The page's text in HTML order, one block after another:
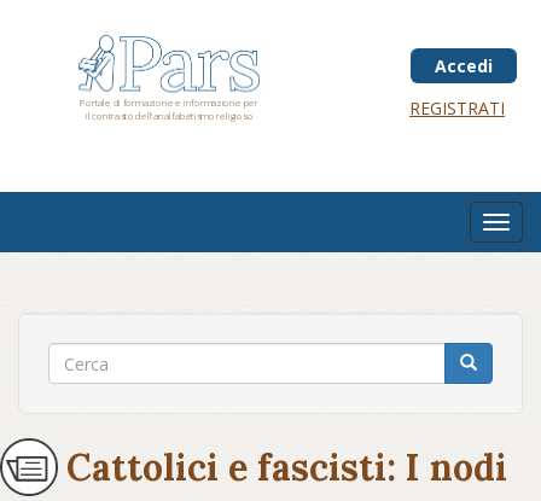
contenuto
Portale di formazione e informazione per
il contrasto dell'analfabetismo religioso
Accedi
REGISTRATI
Cattolici e fascisti: I nodi